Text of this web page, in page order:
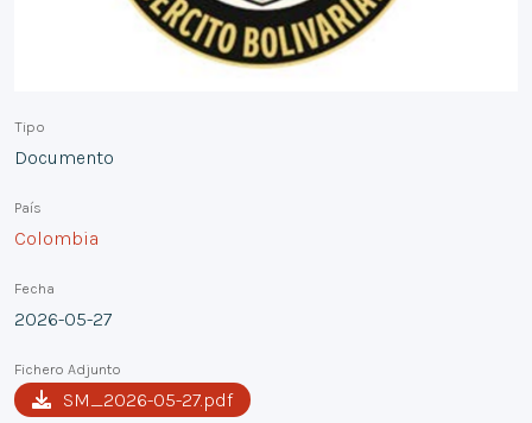
Tipo
Documento
País
Colombia
Fecha
2026-05-27
Fichero Adjunto
SM_2026-05-27.pdf